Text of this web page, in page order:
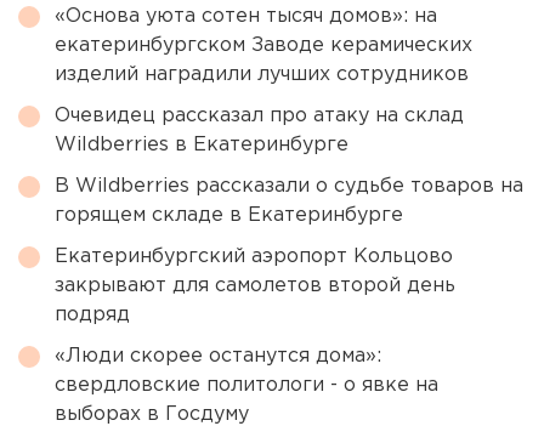
«Основа уюта сотен тысяч домов»: на
екатеринбургском Заводе керамических
изделий наградили лучших сотрудников
Очевидец рассказал про атаку на склад
Wildberries в Екатеринбурге
В Wildberries рассказали о судьбе товаров на
горящем складе в Екатеринбурге
Екатеринбургский аэропорт Кольцово
закрывают для самолетов второй день
подряд
«Люди скорее останутся дома»:
свердловские политологи - о явке на
выборах в Госдуму